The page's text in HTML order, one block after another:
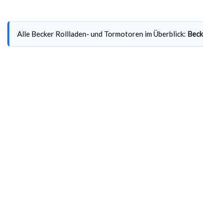
Alle Becker Rollladen- und Tormotoren im Überblick: